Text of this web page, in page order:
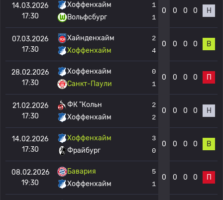
14.03.2026
17:30
Хоффенхайм
Вольфсбург
1
1
0 0 0 0 Н
07.03.2026
17:30
Хайнденхайм
Хоффенхайм
2
4
0 0 0 0 В
28.02.2026
17:30
Хоффенхайм
Санкт-Паули
0
1
0 0 0 0 П
21.02.2026
17:30
ФК "Кольн
Хоффенхайм
2
2
0 0 0 0 Н
14.02.2026
17:30
Хоффенхайм
Фрайбург
3
0
0 0 0 0 В
08.02.2026
19:30
Бавария
Хоффенхайм
5
1
0 0 0 0 П